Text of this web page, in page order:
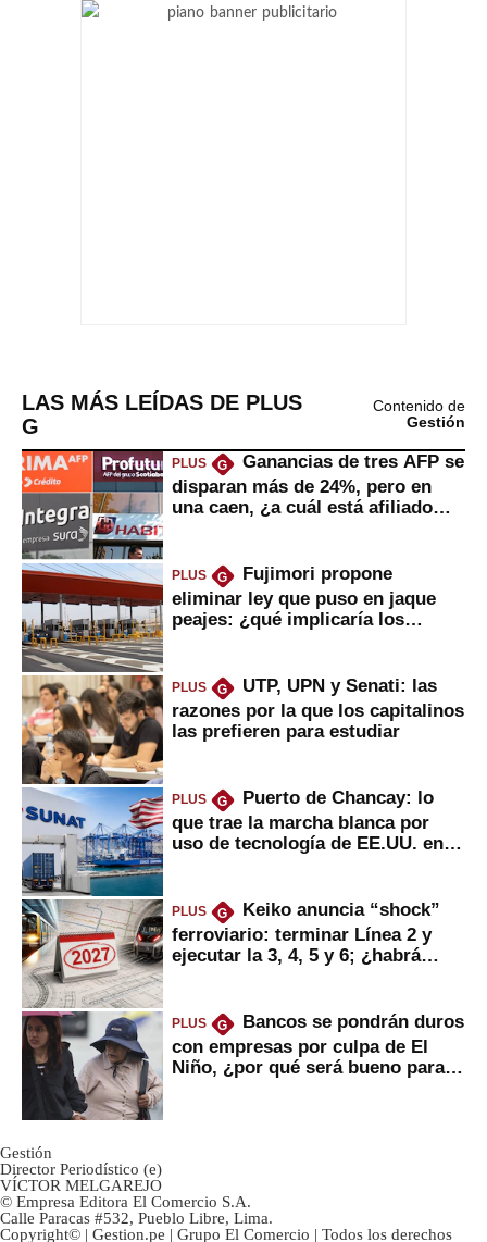
LAS MÁS LEÍDAS DE PLUS
G
Contenido de
Gestión
PLUS G
Ganancias de tres AFP se
disparan más de 24%, pero en
una caen, ¿a cuál está afiliado
PLUS G
Fujimori propone
eliminar ley que puso en jaque
peajes: ¿qué implicaría los
PLUS G
UTP, UPN y Senati: las
razones por la que los capitalinos
las prefieren para estudiar
PLUS G
Puerto de Chancay: lo
que trae la marcha blanca por
uso de tecnología de EE.UU. en
PLUS G
Keiko anuncia “shock”
ferroviario: terminar Línea 2 y
ejecutar la 3, 4, 5 y 6; ¿habrá
PLUS G
Bancos se pondrán duros
con empresas por culpa de El
Niño, ¿por qué será bueno para
Gestión
Director Periodístico (e)
VÍCTOR MELGAREJO
© Empresa Editora El Comercio S.A.
Calle Paracas #532, Pueblo Libre, Lima.
Copyright© | Gestion.pe | Grupo El Comercio | Todos los derechos